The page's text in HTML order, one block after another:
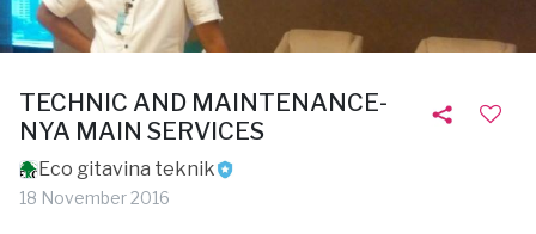
TECHNIC AND MAINTENANCE-
NYA MAIN SERVICES
Eco gitavina teknik
18 November 2016